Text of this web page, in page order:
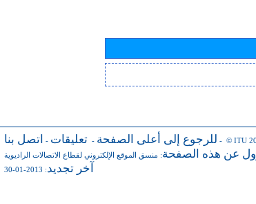
للرجوع إلى أعلى الصفحة - تعليقات - اتصل بنا - © ITU
عن هذه الصفحة: منسق الموقع الإلكتروني لقطاع الاتصالات الراديوية
آخر تجديد: 2013-01-30